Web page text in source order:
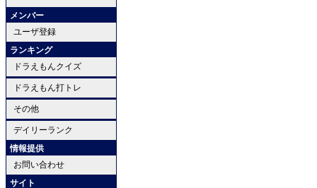
メンバー
ユーザ登録
ランキング
ドラえもんクイズ
ドラえもん打トレ
その他
デイリーランク
情報提供
お問い合わせ
サイト